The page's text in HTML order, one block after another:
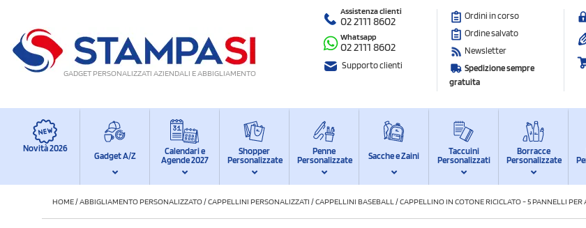
GADGET PERSONALIZZATI AZIENDALI E ABBIGLIAMENTO
Assistenza clienti
02 2111 8602
Whatsapp
02 2111 8602
Supporto clienti
Ordini in corso
Ordine salvato
Newsletter
Spedizione sempre
gratuita
Novità 2026
Gadget A/Z
Calendari e
Agende 2027
Shopper
Personalizzate
Penne
Personalizzate
Sacche e Zaini
Taccuini
Personalizzati
Borracce
Personalizzate
HOME/ABBIGLIAMENTO PERSONALIZZATO/CAPPELLINI PERSONALIZZATI /CAPPELLINI BASEBALL /CAPPELLINO IN COTONE RICICLATO - 5 PANNELLI